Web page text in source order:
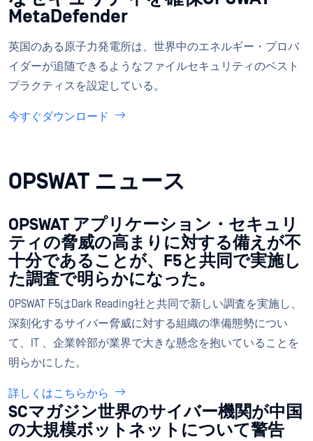
MetaDefender
英国のある原子力発電所は、世界中のエネルギー・プロバ
イダーが追随できるようなファイルセキュリティのベスト
プラクティスを設定している。
今すぐダウンロード
OPSWAT ニュース
OPSWAT アプリケーション・セキュリ
ティの脅威の高まりに対する備えが不
十分であることが、F5と共同で実施し
た調査で明らかになった。
OPSWAT F5はDark Reading社と共同で新しい調査を実施し、
深刻化するサイバー脅威に対する組織の準備態勢につい
て、IT 、企業幹部が業界で大きな懸念を抱いていることを
明らかにした。
詳しくはこちらから
SCマガジン世界のサイバー機関が中国
の大規模ボットネットについて警告